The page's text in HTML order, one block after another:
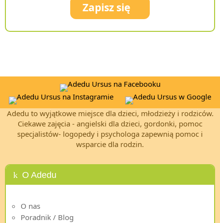
Zapisz się
Adedu to wyjątkowe miejsce dla dzieci, młodzieży i rodziców.
Ciekawe zajęcia - angielski dla dzieci, gordonki, pomoc
specjalistów- logopedy i psychologa zapewnią pomoc i
wsparcie dla rodzin.
O Adedu
O nas
Poradnik / Blog